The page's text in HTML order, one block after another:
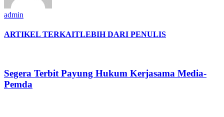
admin
ARTIKEL TERKAITLEBIH DARI PENULIS
Segera Terbit Payung Hukum Kerjasama Media-
Pemda